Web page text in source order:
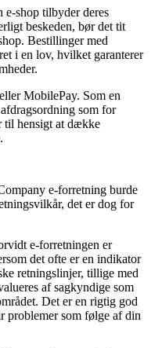
e-shop tilbyder deres
beskeden, bør det tit
Bestillinger med
i en lov, hvilket garanterer
MobilePay. Som en
som for
til hensigt at dække
e-forretning burde
det er dog for
e-forretningen er
det ofte er en indikator
retningslinjer, tillige med
af sagkyndige som
Det er en rigtig god
problemer som følge af din